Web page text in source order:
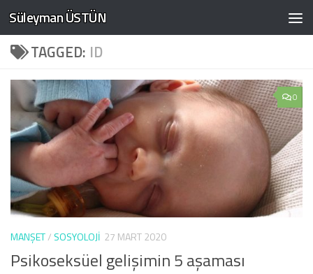
Skip to content
Süleyman ÜSTÜN
TAGGED: ID
0
MANŞET/ SOSYOLOJI 27 MART 2020
Psikoseksüel gelişimin 5 aşaması